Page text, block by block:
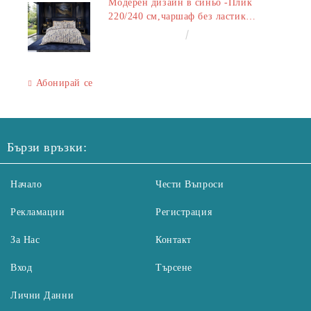
Модерен дизайн в синьо -Плик
220/240 см,чаршаф без ластик
240/260 см,калъфки 2+2
Абонирай се
Бързи връзки:
Начало
Рекламации
За Нас
Вход
Чести Въпроси
Регистрация
Контакт
Търсене
Лични Данни